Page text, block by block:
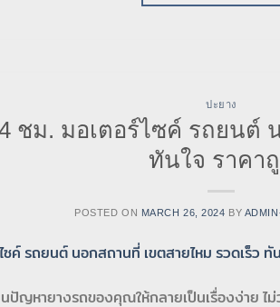
ปะยาง
ชม. มอเตอร์ไซค์ รถยนต์
ทันใจ ราคา
POSTED ON MARCH 26, 2024 BY
ปัญหายางรถของคุณให้กลายเป็นเรื่องง่าย ไ